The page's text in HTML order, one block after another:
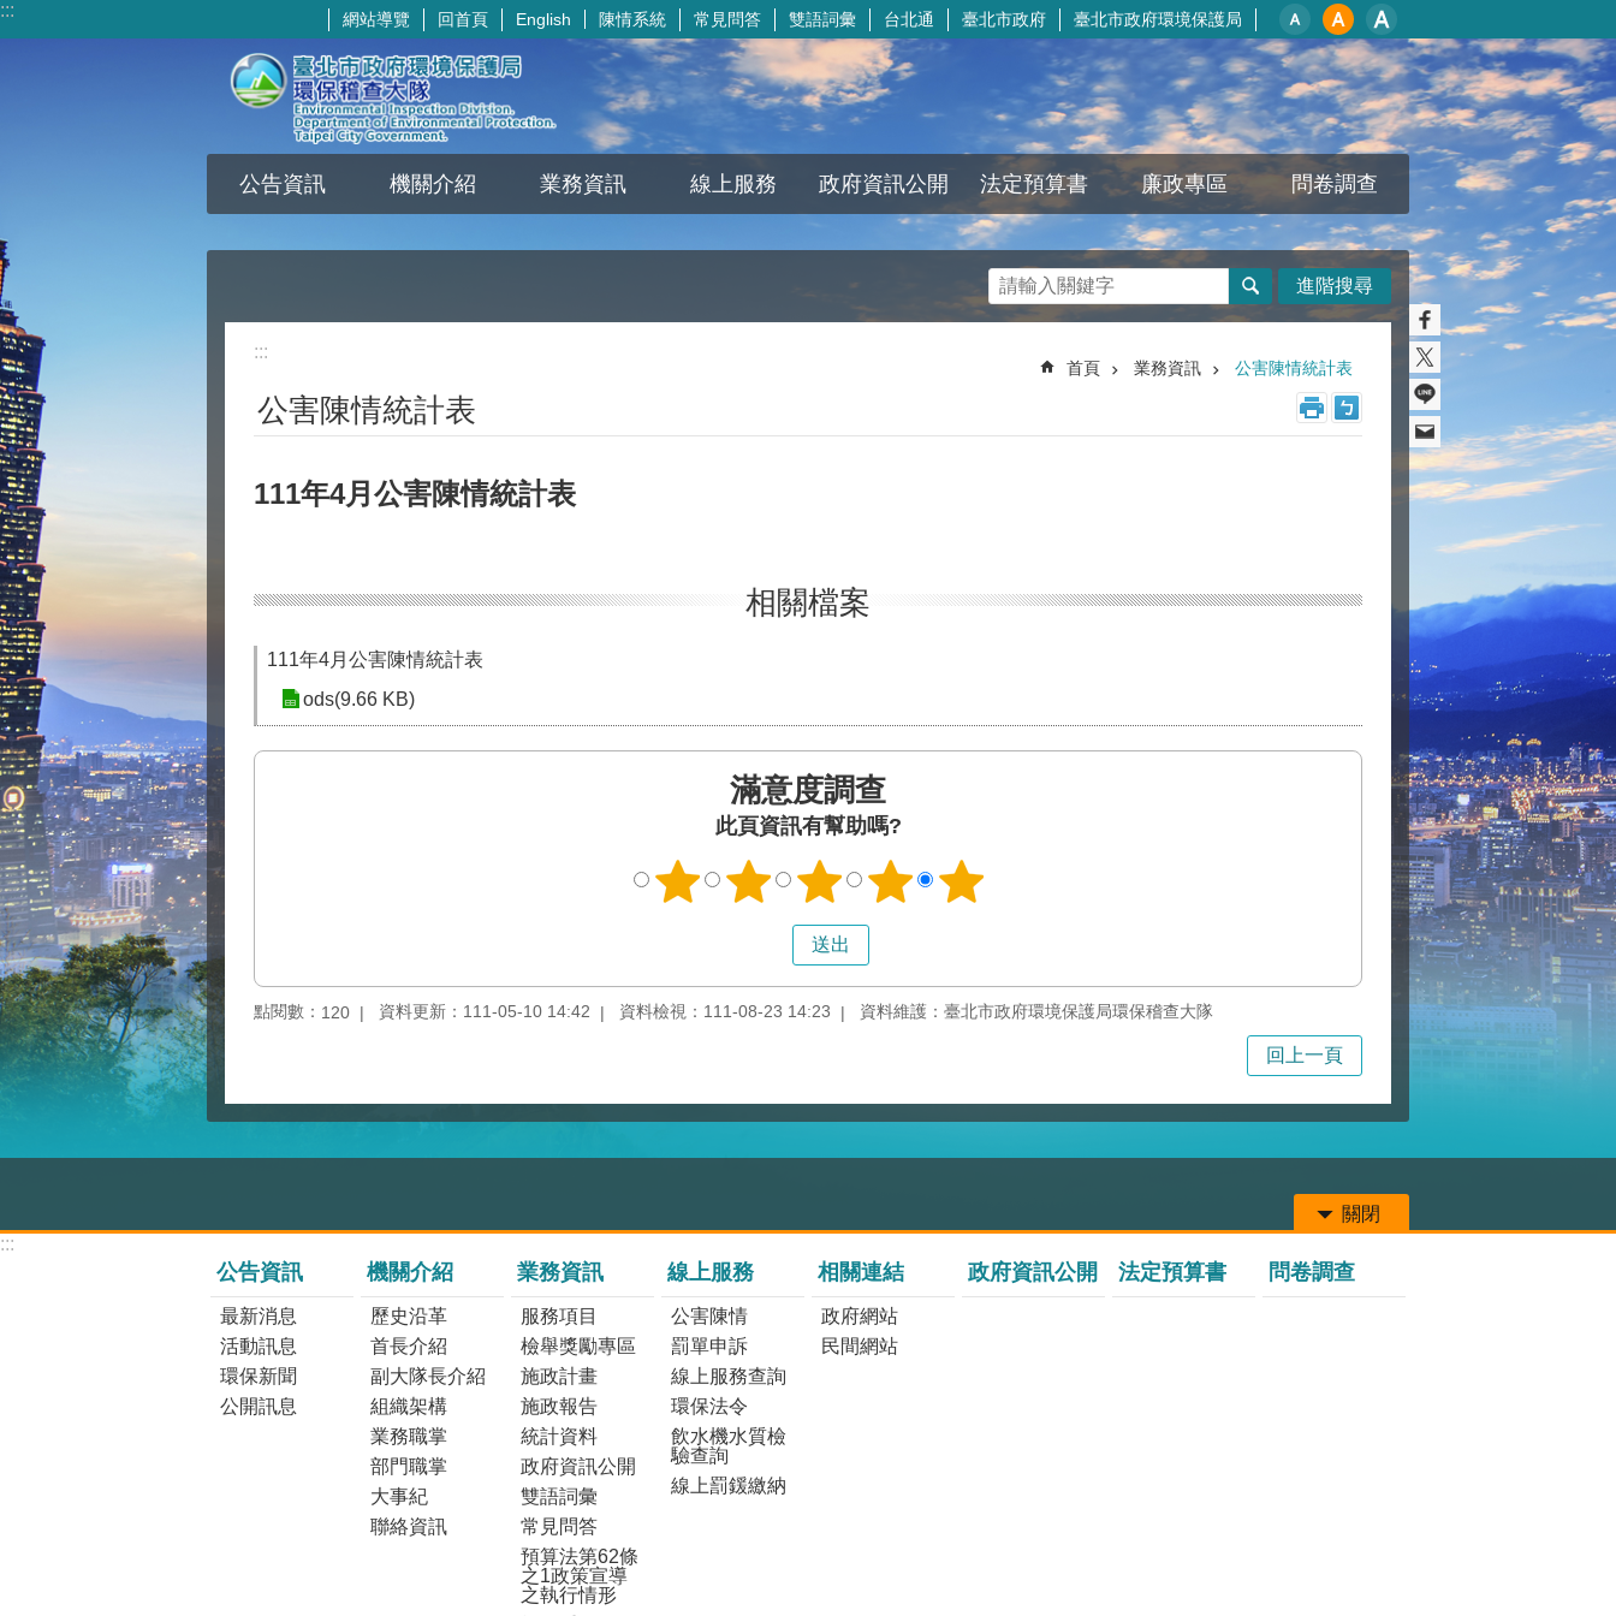
跳到主要內容區塊
::: 網站導覽 回首頁 English 陳情系統 常見問答 雙語詞彙 台北通 臺北市政府 臺北市政府環境保護局
公告資訊 機關介紹 業務資訊 線上服務 政府資訊公開 法定預算書 廉政專區 問卷調查
進階搜尋
:::
首頁 業務資訊 公害陳情統計表
公害陳情統計表
111年4月公害陳情統計表
相關檔案
111年4月公害陳情統計表
ods(9.66 KB)
滿意度調查
此頁資訊有幫助嗎?
點閱數： 120 資料更新：111-05-10 14:42 資料檢視：111-08-23 14:23 資料維護：臺北市政府環境保護局環保稽查大隊
回上一頁
關閉
:::
公告資訊
最新消息
活動訊息
環保新聞
公開訊息
機關介紹
歷史沿革
首長介紹
副大隊長介紹
組織架構
業務職掌
部門職掌
大事紀
聯絡資訊
業務資訊
服務項目
檢舉獎勵專區
施政計畫
施政報告
統計資料
政府資訊公開
雙語詞彙
常見問答
預算法第62條
之1政策宣導
之執行情形
線上服務
公害陳情
罰單申訴
線上服務查詢
環保法令
飲水機水質檢
驗查詢
線上罰鍰繳納
相關連結
政府網站
民間網站
政府資訊公開 法定預算書 問卷調查